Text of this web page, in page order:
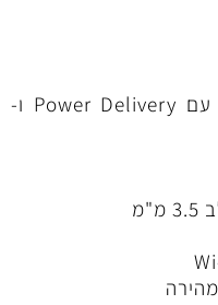
2 x USB 3.2 Gen 2 Type-C עם Power Delivery ו-